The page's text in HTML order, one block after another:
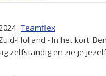
Teamflex
Holland - In het kort:
zelfstandig en zie je